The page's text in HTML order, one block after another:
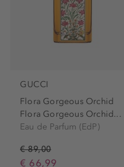
GUCCI
Flora Gorgeous Orchid
Flora Gorgeous Orchid...
Eau de Parfum (EdP)
€ 89,00
€ 66,99